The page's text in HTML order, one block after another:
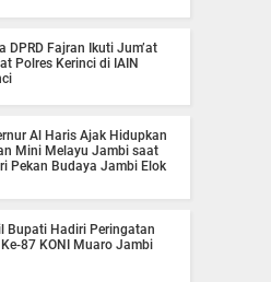
DPRD Fajran Ikuti Jum’at
Polres Kerinci di IAIN
Al Haris Ajak Hidupkan
Mini Melayu Jambi saat
Pekan Budaya Jambi Elok
Bupati Hadiri Peringatan
87 KONI Muaro Jambi